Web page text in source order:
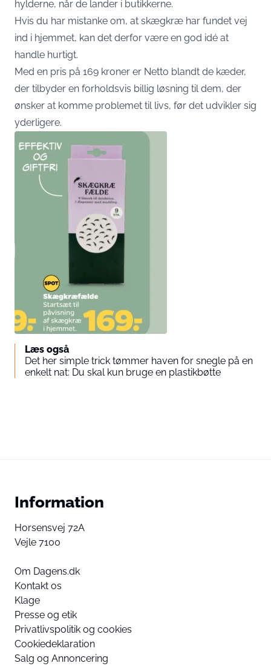
hylderne, når de lander i butikkerne.
Hvis du har mistanke om, at skægkræ har fundet vej
ind i hjemmet, kan det derfor være en god idé at
handle hurtigt.
Med en pris på 169 kroner er Netto blandt de kæder,
der tilbyder en forholdsvis billig løsning til dem, der
ønsker at komme problemet til livs, før det udvikler sig
yderligere.
Læs også
Det her simple trick tømmer haven for snegle på en
enkelt nat: Du skal kun bruge en plastikbøtte
Information
Horsensvej 72A
Vejle 7100
Om Dagens.dk
Kontakt os
Klage
Presse og etik
Privatlivspolitik og cookies
Cookiedeklaration
Salg og Annoncering